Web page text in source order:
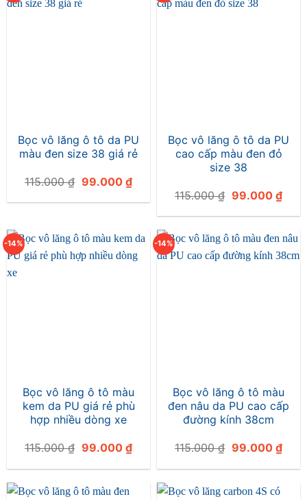
Bọc vô lăng ô tô da PU
màu đen size 38 giá rẻ
115.000₫ Giá
là:
99.000 ₫Giá
hiện
tại
Bọc vô lăng ô tô da PU
cao cấp màu đen đỏ
size 38
115.000₫ Giá
là:
99.000 ₫Giá
hiện
tại
-14%
Bọc vô lăng ô tô màu
kem da PU giá rẻ phù
hợp nhiều dòng xe
115.000₫ Giá
là:
99.000 ₫Giá
hiện
tại
99.000 ₫.
-14%
Bọc vô lăng ô tô màu
đen nâu da PU cao cấp
đường kính 38cm
115.000₫ Giá
là:
99.000 ₫Giá
hiện
tại